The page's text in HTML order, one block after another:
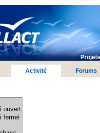
Projets
Activité Forums